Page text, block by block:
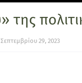
της
Σεπτεμβρίου 29, 2023